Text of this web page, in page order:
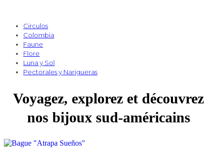
Circulos
Colombia
Faune
Flore
Luna y Sol
Pectorales y Narigueras
Voyagez, explorez et découvrez
nos bijoux sud-américains